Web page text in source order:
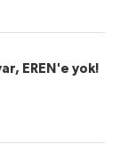
EREN'e yok!